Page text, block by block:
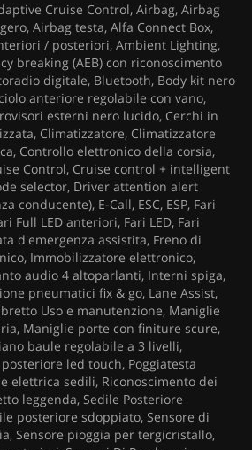
Cruise Control, Airbag, Airbag
Airbag testa, Alfa Connect Box,
/ posteriori, Ambient Lighting,
breaking (AEB) con riconoscimento
digitale, Bluetooth, Body kit nero
anteriore regolabile con vano,
esterni nero lucido, Cerchi in
Climatizzatore, Climatizzatore
Controllo elettronico della corsia,
Control, Cruise control + intelligent
selector, Driver attention alert
conducente), E-Call, ESC, ESP, Fari
Full LED anteriori, Fari LED, Fari
d'emergenza assistita, Freno di
Immobilizzatore elettronico,
audio 4 altoparlanti, Interni spiga,
pneumatici fix & go, Lane Assist,
Uso e manutenzione, Maniglie
Maniglie porte con finiture scure,
baule regolabile a 3 livelli,
led touch, Poggiatesta
elettrica sedili, Riconoscimento dei
leggenda, Sedile Posteriore
posteriore sdoppiato, Sensore di
Sensore pioggia per tergicristallo,